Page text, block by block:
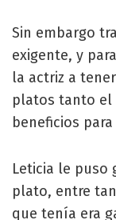
Sin embargo
exigente, y
la actriz a
platos tanto el
beneficios
Leticia le puso
plato, entre
que tenía era